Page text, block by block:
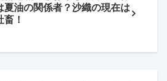
夏油の関係者？沙織の現在は
畜！